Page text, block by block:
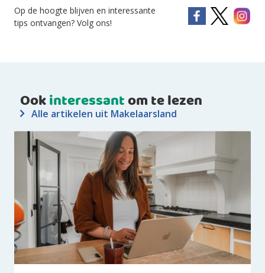
Op de hoogte blijven en interessante
tips ontvangen? Volg ons!
Ookinteressantom te lezen
Alle artikelen uit Makelaarsland